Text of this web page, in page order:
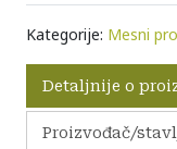
Kategorije: Mesni
Detaljnije o
Proizvođač/